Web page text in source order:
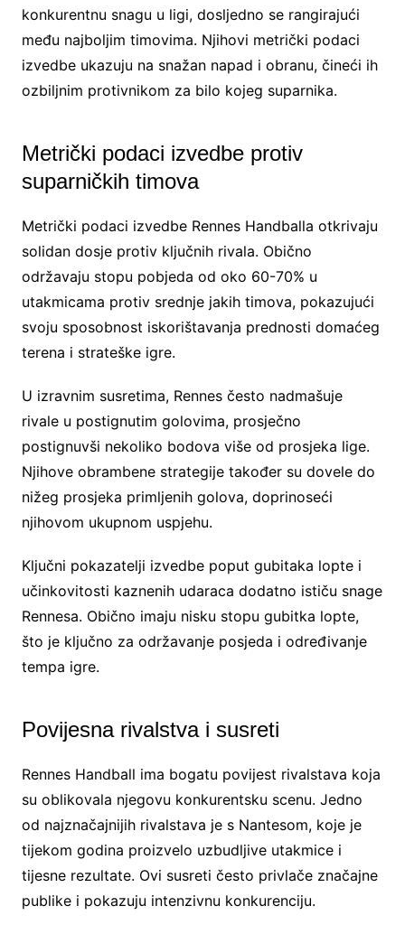
konkurentnu snagu u ligi, dosljedno se rangirajući
među najboljim timovima. Njihovi metrički podaci
izvedbe ukazuju na snažan napad i obranu, čineći ih
ozbiljnim protivnikom za bilo kojeg suparnika.
Metrički podaci izvedbe protiv
suparničkih timova
Metrički podaci izvedbe Rennes Handballa otkrivaju
solidan dosje protiv ključnih rivala. Obično
održavaju stopu pobjeda od oko 60-70% u
utakmicama protiv srednje jakih timova, pokazujući
svoju sposobnost iskorištavanja prednosti domaćeg
terena i strateške igre.
U izravnim susretima, Rennes često nadmašuje
rivale u postignutim golovima, prosječno
postignuvši nekoliko bodova više od prosjeka lige.
Njihove obrambene strategije također su dovele do
nižeg prosjeka primljenih golova, doprinoseći
njihovom ukupnom uspjehu.
Ključni pokazatelji izvedbe poput gubitaka lopte i
učinkovitosti kaznenih udaraca dodatno ističu snage
Rennesa. Obično imaju nisku stopu gubitka lopte,
što je ključno za održavanje posjeda i određivanje
tempa igre.
Povijesna rivalstva i susreti
Rennes Handball ima bogatu povijest rivalstava koja
su oblikovala njegovu konkurentsku scenu. Jedno
od najznačajnijih rivalstava je s Nantesom, koje je
tijekom godina proizvelo uzbudljive utakmice i
tijesne rezultate. Ovi susreti često privlače značajne
publike i pokazuju intenzivnu konkurenciju.